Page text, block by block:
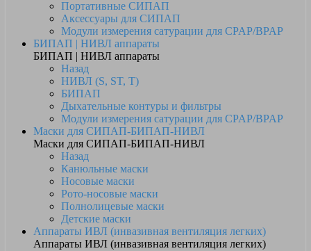
Портативные СИПАП
Аксессуары для СИПАП
Модули измерения сатурации для CPAP/BPAP
БИПАП | НИВЛ аппараты
БИПАП | НИВЛ аппараты
Назад
НИВЛ (S, ST, T)
БИПАП
Дыхательные контуры и фильтры
Модули измерения сатурации для CPAP/BPAP
Маски для СИПАП-БИПАП-НИВЛ
Маски для СИПАП-БИПАП-НИВЛ
Назад
Канюльные маски
Носовые маски
Рото-носовые маски
Полнолицевые маски
Детские маски
Аппараты ИВЛ (инвазивная вентиляция легких)
Аппараты ИВЛ (инвазивная вентиляция легких)